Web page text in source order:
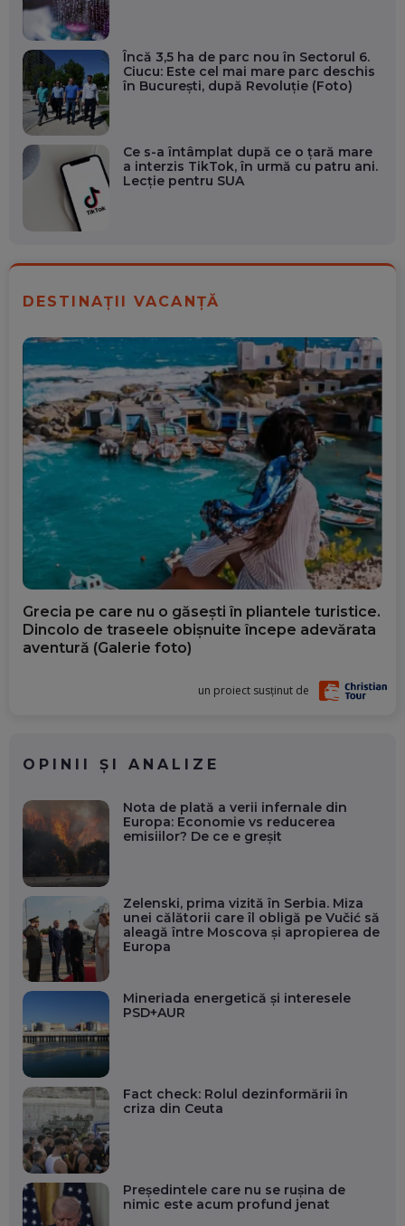
Încă 3,5 ha de parc nou în Sectorul 6.
Ciucu: Este cel mai mare parc deschis
în București, după Revoluție (Foto)
Ce s-a întâmplat după ce o țară mare
a interzis TikTok, în urmă cu patru ani.
Lecție pentru SUA
DESTINAȚII VACANȚĂ
Grecia pe care nu o găsești în pliantele turistice.
Dincolo de traseele obișnuite începe adevărata
aventură (Galerie foto)
un proiect susținut de
OPINII ȘI ANALIZE
Nota de plată a verii infernale din
Europa: Economie vs reducerea
emisiilor? De ce e greșit
Zelenski, prima vizită în Serbia. Miza
unei călătorii care îl obligă pe Vučić să
aleagă între Moscova și apropierea de
Europa
Mineriada energetică și interesele
PSD+AUR
Fact check: Rolul dezinformării în
criza din Ceuta
Președintele care nu se rușina de
nimic este acum profund jenat